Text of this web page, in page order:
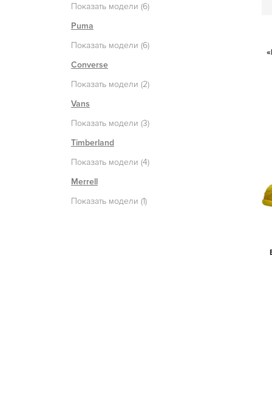
Показать модели (6)
Puma
Показать модели (6)
Converse
Показать модели (2)
Vans
Показать модели (3)
Timberland
Показать модели (4)
Merrell
Показать модели (1)